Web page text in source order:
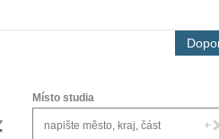
Místo studia